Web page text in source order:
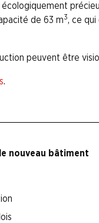
de 63 m3, ce qui
peuvent être
.
nouveau bâtiment